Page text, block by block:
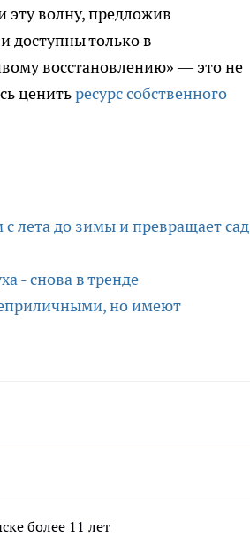
волну, предложив
доступны только в
восстановлению» — это не
ценитьресурс собственного
лета до зимы и превращает сад
- снова в тренде
но имеют
более 11 лет